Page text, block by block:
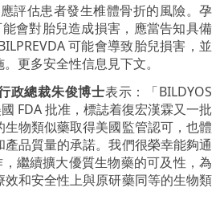
評估患者發生椎體骨折的風險。孕
能會對胎兒造成損害，應當告知具備
可能會導致胎兒損害，並
更多安全性信息見下文。
政總裁朱俊博士表示：「BILDYOS
FDA 批准，標誌着復宏漢霖又一批
生物類似藥取得美國監管認可，也體
品質量的承諾。我們很榮幸能夠通
繼續擴大優質生物藥的可及性，為
和安全性上與原研藥同等的生物類